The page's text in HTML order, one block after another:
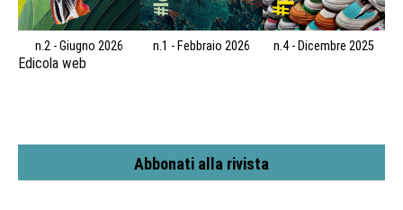
n.2 - Giugno 2026 n.1 - Febbraio 2026 n.4 - Dicembre 2025
Edicola web
Abbonati alla rivista